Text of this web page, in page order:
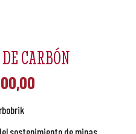
CARBÓN
sostenimiento de minas